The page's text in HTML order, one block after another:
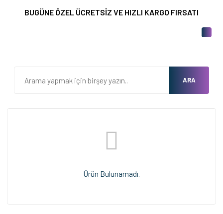
BUGÜNE ÖZEL ÜCRETSİZ VE HIZLI KARGO FIRSATI
ARA
Ürün Bulunamadı.